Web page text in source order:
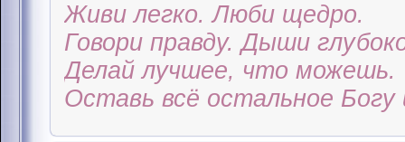
Живи легко. Люби щедро.
Говори правду. Дыши
Делай лучшее, что можешь.
Оставь всё остальное Богу